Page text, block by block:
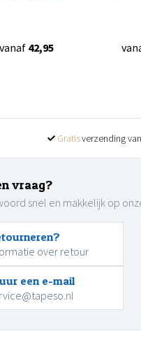
vanaf 42,95
Gratisverzending
vraag?
snel en makkelijk op
over retour
een e-mail